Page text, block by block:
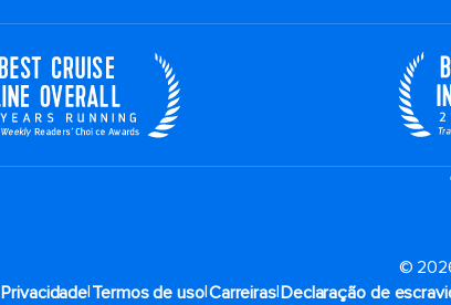
©
Privacidade|Termos de uso|Carreiras|Declaração de